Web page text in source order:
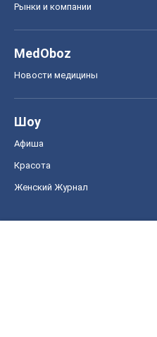
Рынки и компании
MedOboz
Новости медицины
Шоу
Афиша
Красота
Женский Журнал